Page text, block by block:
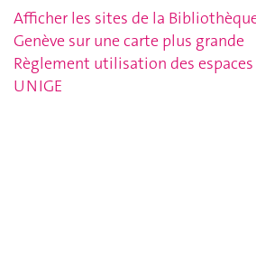
Afficher les sites de la
Genève sur une carte plus grande
Règlement utilisation des
UNIGE